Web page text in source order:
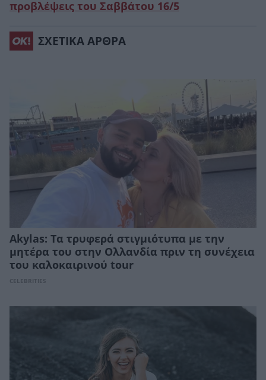
προβλέψεις του Σαββάτου 16/5
ΣΧΕΤΙΚΑ ΑΡΘΡΑ
Akylas: Τα τρυφερά στιγμιότυπα με την
μητέρα του στην Ολλανδία πριν τη συνέχεια
του καλοκαιρινού tour
CELEBRITIES